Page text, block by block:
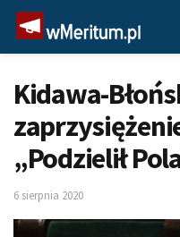
Kidawa-
„Podzielił
6 sierpnia 2020